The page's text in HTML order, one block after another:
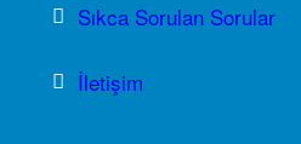
Sıkca Sorulan Sorular
İletişim